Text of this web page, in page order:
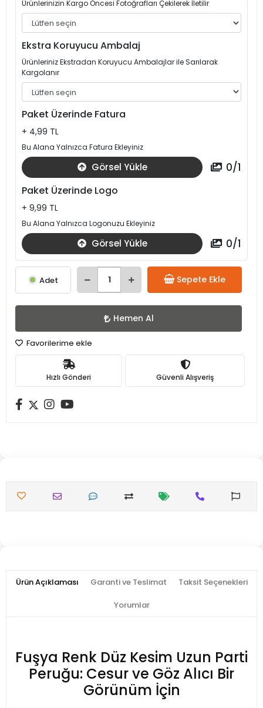
Ürünlerinizin Kargo Öncesi Fotoğrafları Çekilerek İletilir
Ekstra Koruyucu Ambalaj
Ürünleriniz Ekstradan Koruyucu Ambalajlar ile Sarılarak
Kargolanır
Paket Üzerinde Fatura
+ 4,99 TL
Bu Alana Yalnızca Fatura Ekleyiniz
Görsel Yükle 0/1
Paket Üzerinde Logo
+ 9,99 TL
Bu Alana Yalnızca Logonuzu Ekleyiniz
Görsel Yükle 0/1
Adet Sepete Ekle
Hemen Al
Favorilerime ekle
Hızlı Gönderi Güvenli Alışveriş
Ürün Açıklaması Garanti ve Teslimat Taksit Seçenekleri
Yorumlar
Fuşya Renk Düz Kesim Uzun Parti
Peruğu: Cesur ve Göz Alıcı Bir
Görünüm İçin